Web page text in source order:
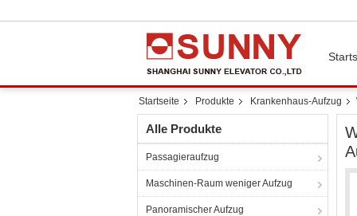
Startseite Produkte Krankenhaus-Aufzug
Alle Produkte
Passagieraufzug
Maschinen-Raum weniger Aufzug
Panoramischer Aufzug